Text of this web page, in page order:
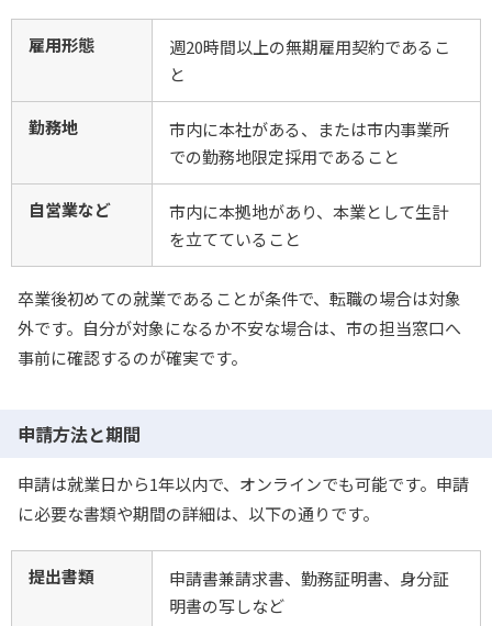
雇用形態
週20時間以上の無期雇用契約であるこ
と
勤務地
市内に本社がある、または市内事業所
での勤務地限定採用であること
自営業など
市内に本拠地があり、本業として生計
を立てていること
卒業後初めての就業であることが条件で、転職の場合は対象
外です。自分が対象になるか不安な場合は、市の担当窓口へ
事前に確認するのが確実です。
申請方法と期間
申請は就業日から1年以内で、オンラインでも可能です。申請
に必要な書類や期間の詳細は、以下の通りです。
提出書類
申請書兼請求書、勤務証明書、身分証
明書の写しなど